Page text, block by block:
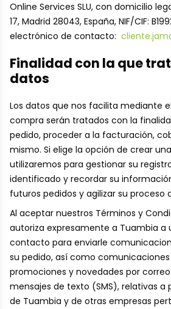
Online Services SLU, con domicilio
17, Madrid 28043, España, NIF/CIF:
electrónico de contacto:
Finalidad con la que
datos
Los datos que nos facilita mediante
compra serán tratados con la
pedido, proceder a la facturación,
mismo. Si elige la opción de crear
utilizaremos para gestionar su
identificado y recordar su
futuros pedidos y agilizar su proceso
Al aceptar nuestros Términos y
autoriza expresamente a Tuambia a
contacto para enviarle
su pedido, así como
promociones y novedades por
mensajes de texto (SMS), relativas a
de Tuambia y de otras empresas